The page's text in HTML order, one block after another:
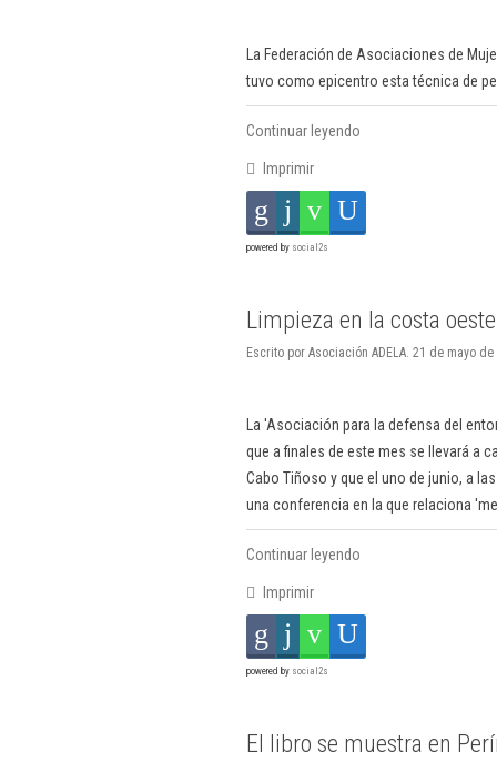
La Federación de Asociaciones de
tuvo como epicentro esta técnica de
Continuar leyendo
Imprimir
powered by social2s
Limpieza en la costa oeste
Escrito por Asociación ADELA. 21 de mayo de
La 'Asociación para la defensa del
que a finales de este mes se llevará a
Cabo Tiñoso y que el uno de junio, a
una conferencia en la que relaciona
Continuar leyendo
Imprimir
powered by social2s
El libro se muestra en